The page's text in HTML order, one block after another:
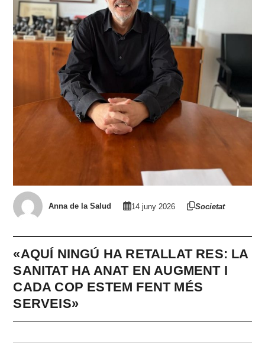
Anna de la Salud 14 juny 2026 Societat
«AQUÍ NINGÚ HA RETALLAT RES: LA
SANITAT HA ANAT EN AUGMENT I
CADA COP ESTEM FENT MÉS
SERVEIS»